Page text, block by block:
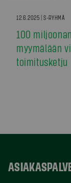
12.6.2025 | S-RYHMÄ
100
myymälään
toimitusketju